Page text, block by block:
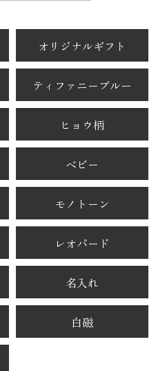
オリジナルギフト
ティファニーブルー
ヒョウ柄
ベビー
モノトーン
レオパード
名入れ
白磁